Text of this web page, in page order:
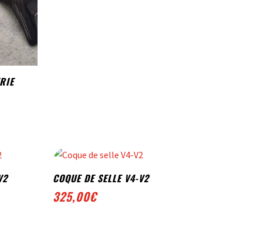
COQUE DE SELLE V4-V2
325,00€